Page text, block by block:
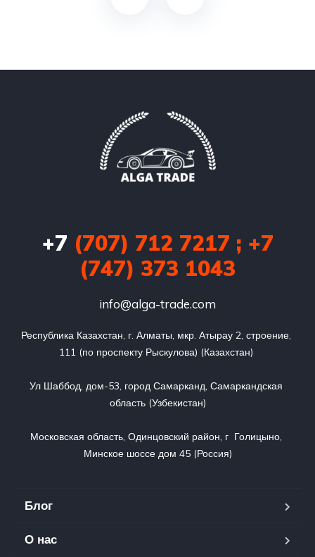
+7 (707) 712 7217 ; +7
(747) 373 1043
info@alga-trade.com
Республика Казахстан, г. Алматы, мкр. Атырау 2, строение,
111 (по проспекту Рыскулова) (Казахстан)
Ул Шаббод, дом-53, город Самарканд, Самаркандская
область (Узбекистан)
Московская область, Одинцовский район, г  Голицыно,
Минское шоссе дом 45 (Россия)
Блог
О нас